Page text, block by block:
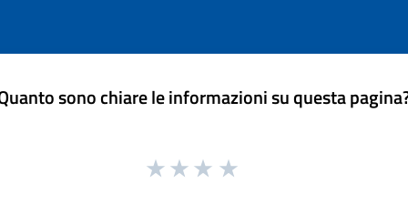
sono chiare le informazioni su questa